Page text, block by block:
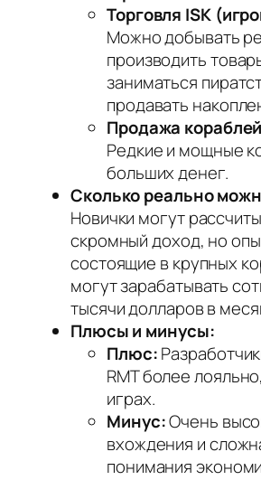
Торговля ISK
Можно добывать
производить
заниматься
продавать
Продажа
Редкие и мощные
больших денег.
Сколько реально
Новички могут
скромный доход, но
состоящие в крупных
могут зарабатывать
тысячи долларов в
Плюсы и минусы:
Плюс:
RMT более
играх.
Минус:Очень
вхождения и
понимания